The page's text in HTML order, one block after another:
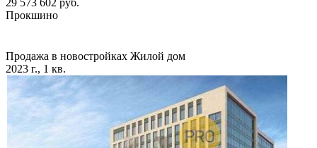
29 573 602 руб.
Прокшино
Продажа в новостройках Жилой дом
2023 г., 1 кв.